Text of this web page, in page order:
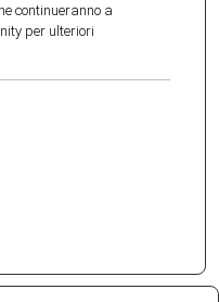
continueranno a
per ulteriori